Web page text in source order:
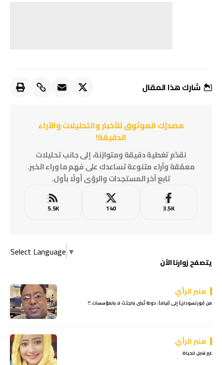
شارك هذا المقال
مصدرُك الموثوق للأخبار والتحليلات والآراء
الدقيقة!
نقدّم تغطية دقيقة ومتوازنة، إلى جانب تحليلات
معمّقة وآراء متنوعة تساعدك على فهم ما وراء الخبر.
تابع آخر المستجدات والرؤى أولًا بأول.
3.5K
140
5.5K
Select Language ▼
يتصفح زوارنا الآن
منبر الرأي
من (بورتسودان) إلى (نيالا): دولة تُبنى بالجثث لا بالمؤسسات.!!
منبر الرأي
غير قابل للحياة